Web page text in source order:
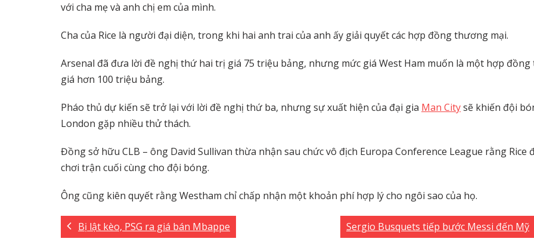
với cha mẹ và anh chị em của mình.
Cha của Rice là người đại diện, trong khi hai anh trai của anh ấy giải quyết các hợp đồng thương mại.
Arsenal đã đưa lời đề nghị thứ hai trị giá 75 triệu bảng, nhưng mức giá West Ham muốn là một hợp đồng
giá hơn 100 triệu bảng.
Pháo thủ dự kiến ​​sẽ trở lại với lời đề nghị thứ ba, nhưng sự xuất hiện của đại gia Man Citysẽ khiến đội
London gặp nhiều thử thách.
Đồng sở hữu CLB – ông David Sullivan thừa nhận sau chức vô địch Europa Conference League rằng Rice
chơi trận cuối cùng cho đội bóng.
Ông cũng kiên quyết rằng Westham chỉ chấp nhận một khoản phí hợp lý cho ngôi sao của họ.
Bị lật kèo, PSG ra giá bán Mbappe Sergio Busquets tiếp bước Messi đến Mỹ